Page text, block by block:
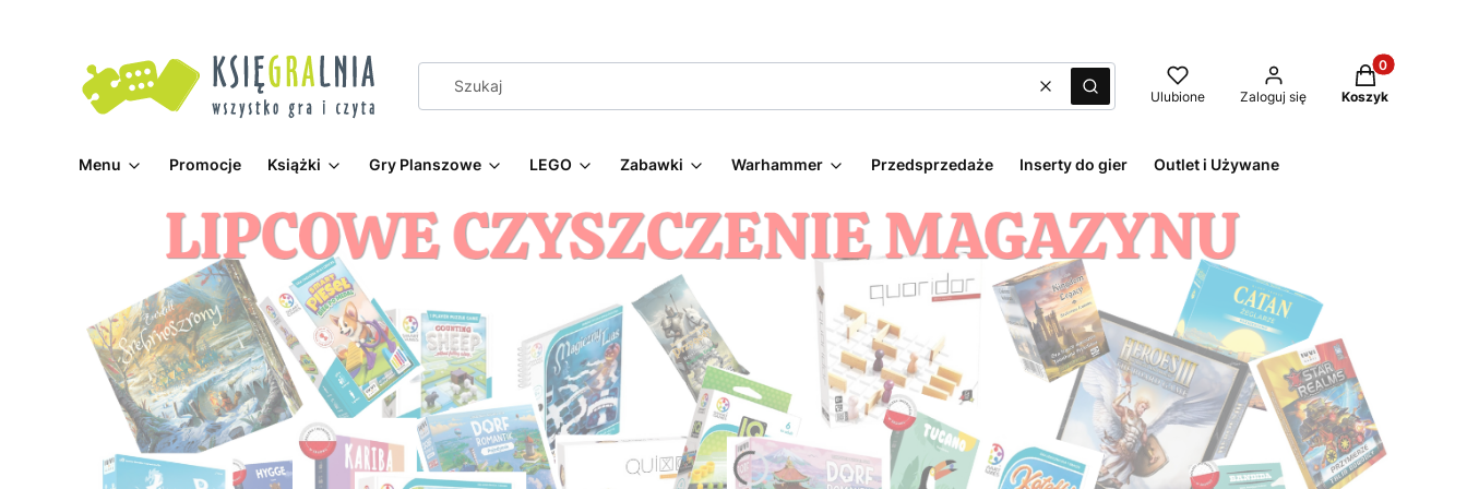
WyczyśćSzukaj Ulubione Zaloguj się
Produkty w
Koszyk
Menu Promocje Książki Gry Planszowe LEGO Zabawki Warhammer Przedsprzedaże Inserty do gier Outlet i Używane